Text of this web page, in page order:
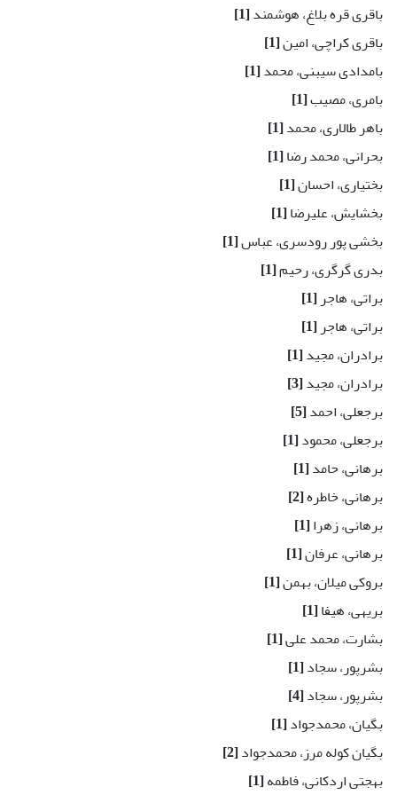
باقری قره بلاغ، هوشمند[1]
باقری کراچی، امین[1]
بامدادی سیبنی، محمد[1]
بامری، مصیب[1]
باهر طالاری، محمد[1]
بحرانی، محمد رضا[1]
بختیاری، احسان[1]
بخشایش، علیرضا[1]
بخشی پور رودسری، عباس[1]
بدری گرگری، رحیم[1]
براتی، هاجر[1]
براتی، هاجر[1]
برادران، مجید[1]
برادران، مجید[3]
برجعلی، احمد[5]
برجعلی، محمود[1]
برهانی، حامد[1]
برهانی، خاطره[2]
برهانی، زهرا[1]
برهانی، عرفان[1]
بروکی میلان، بهمن[1]
بریهی، هیفا[1]
بشارت، محمد علی[1]
بشرپور، سجاد[1]
بشرپور، سجاد[4]
بگیان، محمدجواد[1]
بگیان کوله مرز، محمدجواد[2]
بهجتی اردکانی، فاطمه[1]